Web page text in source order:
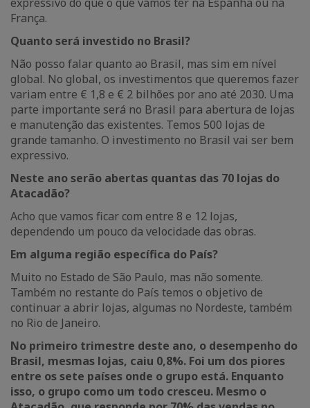
França.
Quanto será investido no Brasil?
Não posso falar quanto ao Brasil, mas sim em nível
global. No global, os investimentos que queremos fazer
variam entre € 1,8 e € 2 bilhões por ano até 2030. Uma
parte importante será no Brasil para abertura de lojas
e manutenção das existentes. Temos 500 lojas de
grande tamanho. O investimento no Brasil vai ser bem
expressivo.
Neste ano serão abertas quantas das 70 lojas do
Atacadão?
Acho que vamos ficar com entre 8 e 12 lojas,
dependendo um pouco da velocidade das obras.
Em alguma região específica do País?
Muito no Estado de São Paulo, mas não somente.
Também no restante do País temos o objetivo de
continuar a abrir lojas, algumas no Nordeste, também
no Rio de Janeiro.
No primeiro trimestre deste ano, o desempenho do
Brasil, mesmas lojas, caiu 0,8%. Foi um dos piores
entre os sete países onde o grupo está. Enquanto
isso, o grupo como um todo cresceu. Mesmo o